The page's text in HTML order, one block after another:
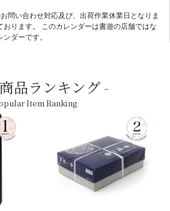
問い合わせ対応及び、出荷作業休業日となりま
ります。 このカレンダーは書遊の店舗ではな
ダーです。
品ランキング
Item Ranking